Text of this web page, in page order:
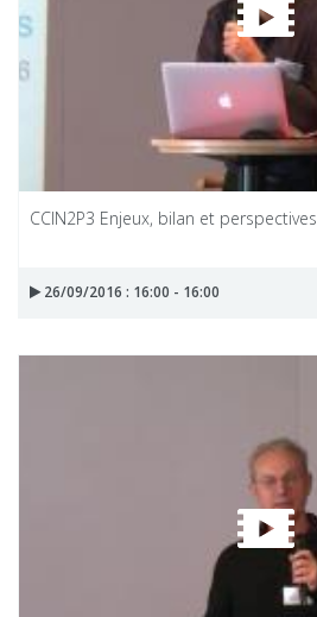
CCIN2P3 Enjeux, bilan et perspectives
26/09/2016 : 16:00 - 16:00